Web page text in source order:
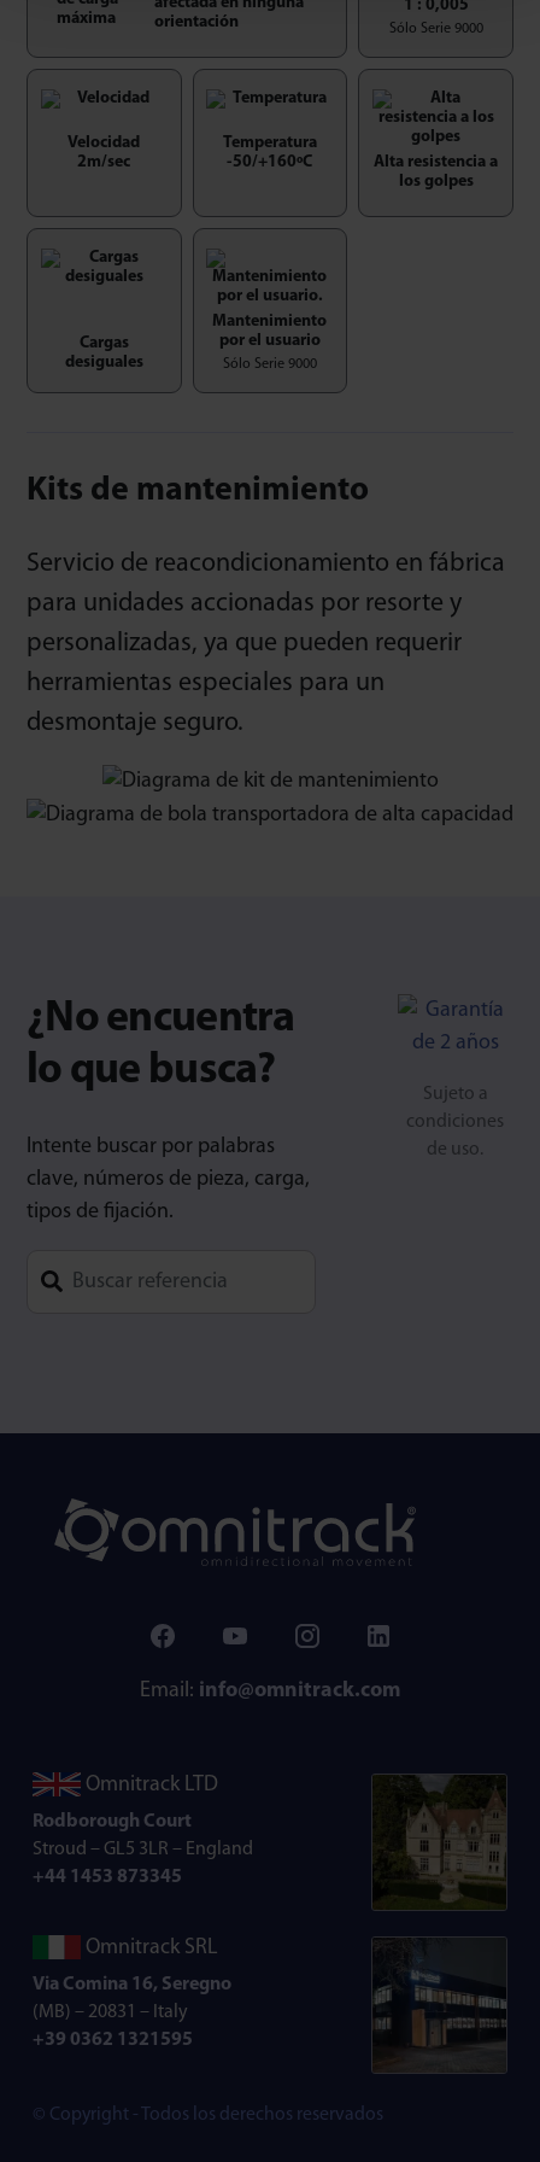
orientación
1 : 0,005
Sólo Serie 9000
Velocidad
2m/sec
Temperatura
-50/+160ºC
Alta resistencia a
los golpes
Cargas
desiguales
Mantenimiento
por el usuario
Sólo Serie 9000
Kits de mantenimiento
Servicio de reacondicionamiento en fábrica
para unidades accionadas por resorte y
personalizadas, ya que pueden requerir
herramientas especiales para un
desmontaje seguro.
¿No encuentra
lo que busca?
Intente buscar por palabras
clave, números de pieza, carga,
tipos de fijación.
Sujeto a
condiciones
de uso.
Email: info@omnitrack.com
Omnitrack LTD
Rodborough Court
Stroud – GL5 3LR – England
+44 1453 873345
Omnitrack SRL
Via Comina 16, Seregno
(MB) – 20831 – Italy
+39 0362 1321595
© Copyright - Todos los derechos reservados